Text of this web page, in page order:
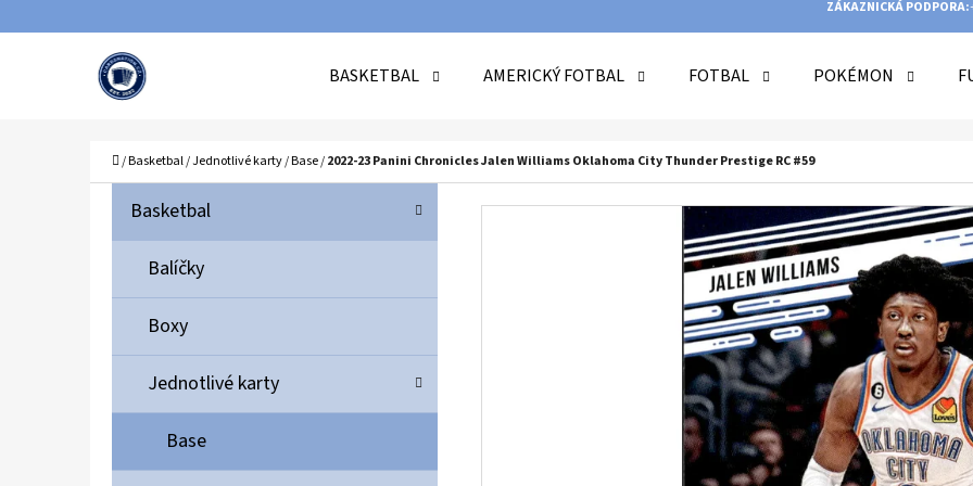
ZÁKAZNICKÁ PODPORA:
BASKETBAL AMERICKÝ FOTBAL FOTBAL POKÉMON
Domů
/Basketbal/Jednotlivé karty/Base/2022-23 Panini Chronicles Jalen Williams Oklahoma City Thunder Prestige RC #59
Přeskočit
kategorie
K
T
G
R
E
Basketbal
Balíčky
Boxy
Jednotlivé karty
Base
Zpět
Zpět
HLEDAT
DOPORUČUJEME